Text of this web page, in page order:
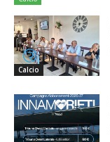
Calcio